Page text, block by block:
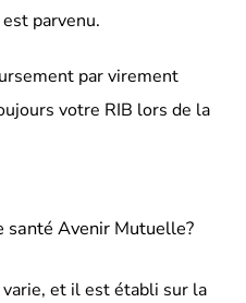
parvenu.
par virement
votre RIB lors de la
santé Avenir Mutuelle?
et il est établi sur la